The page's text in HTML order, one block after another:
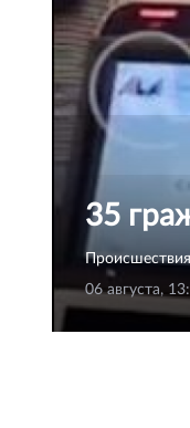
35
Происшествия
06 августа,